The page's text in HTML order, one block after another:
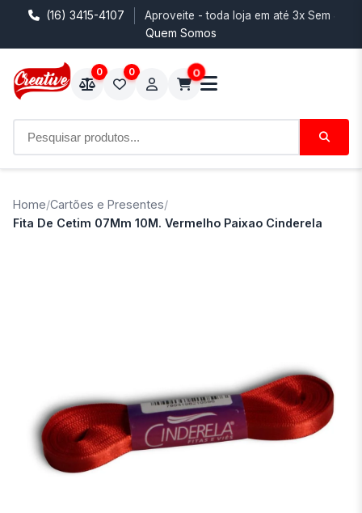
(16) 3415-4107 Aproveite - toda loja em até 3x Sem
Quem Somos
0 0 0
Home/Cartões e Presentes/
Fita De Cetim 07Mm 10M. Vermelho Paixao Cinderela